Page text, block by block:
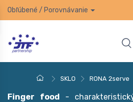
Obľúbené / Porovnávanie
SKLO RONA 2serve
Finger food -